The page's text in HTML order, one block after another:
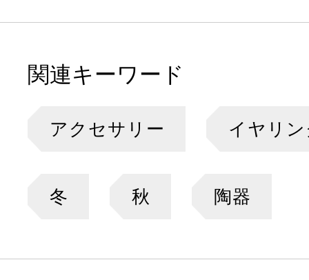
関連キーワード
アクセサリー イヤリ
冬 秋 陶器